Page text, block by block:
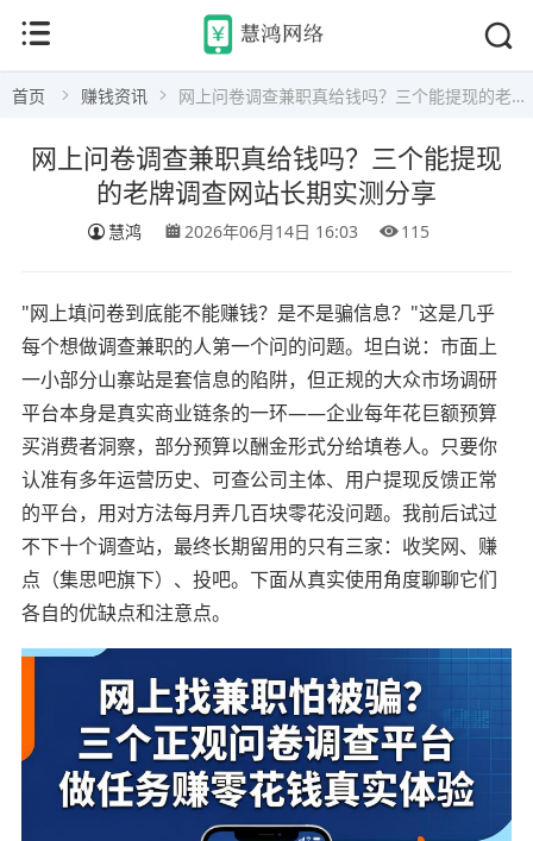
首页 赚钱资讯 网上问卷调查兼职真给钱吗？三个能提现的老牌调查网站长期实测分享
网上问卷调查兼职真给钱吗？三个能提现
的老牌调查网站长期实测分享
慧鸿 2026年06月14日 16:03 115
"网上填问卷到底能不能赚钱？是不是骗信息？"这是几乎
每个想做调查兼职的人第一个问的问题。坦白说：市面上
一小部分山寨站是套信息的陷阱，但正规的大众市场调研
平台本身是真实商业链条的一环——企业每年花巨额预算
买消费者洞察，部分预算以酬金形式分给填卷人。只要你
认准有多年运营历史、可查公司主体、用户提现反馈正常
的平台，用对方法每月弄几百块零花没问题。我前后试过
不下十个调查站，最终长期留用的只有三家：收奖网、赚
点（集思吧旗下）、投吧。下面从真实使用角度聊聊它们
各自的优缺点和注意点。